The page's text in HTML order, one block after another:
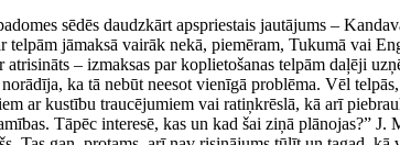
sēdēs daudzkārt apspriestais jautājums –
telpām jāmaksā vairāk nekā, piemēram, Tukumā vai
– izmaksas par koplietošanas telpām daļēji
norādīja, ka tā nebūt neesot vienīgā problēma. Vēl
ar kustību traucējumiem vai ratiņkrēslā, kā arī
Tāpēc interesē, kas un kad šai ziņā plānojas?”